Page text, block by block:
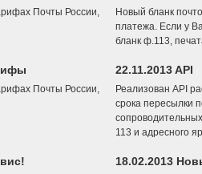
Почты России,
Новый бланк
платежа. Если у
бланк ф.113,
Почты России,
22.11.2013 API
Реализован API
срока пересылки
113 и адресного
18.02.2013